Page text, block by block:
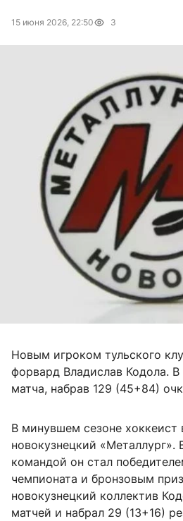
15 июня 2026, 22:50 3
Новым игроком тульского
форвард Владислав Кодола.
матча, набрав 129 (45+84)
В минувшем сезоне хоккеист
новокузнецкий «Металлург».
командой он стал
чемпионата и бронзовым
новокузнецкий коллектив
матчей и набрал 29 (13+16)